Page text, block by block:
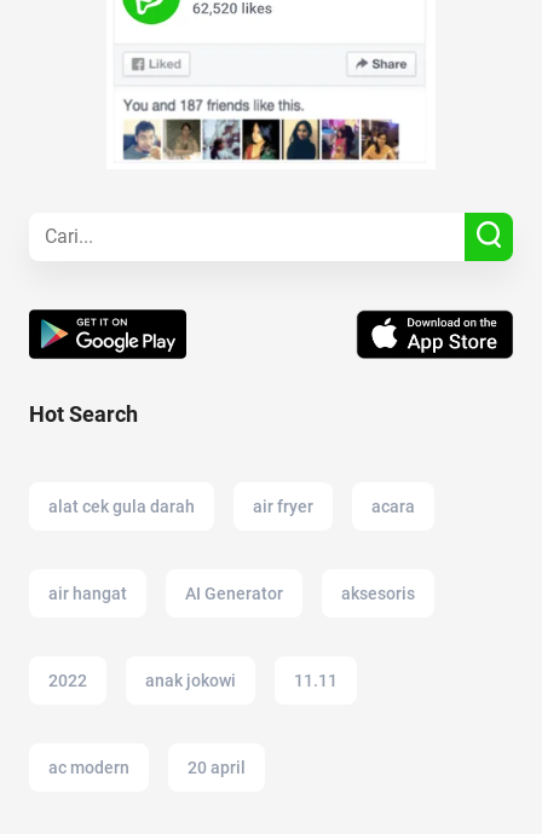
Hot Search
alat cek gula darah air fryer acara
air hangat AI Generator aksesoris
2022 anak jokowi 11.11
ac modern 20 april